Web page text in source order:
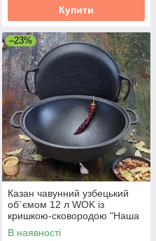
Купити
–23%
Казан чавунний узбецький
об`ємом 12 л WOK із
кришкою-сковородою "Наша
Майстерня" (товстостінний)
В наявності